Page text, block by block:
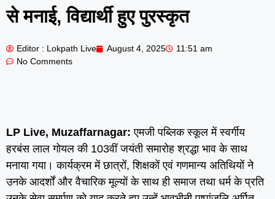
से मनाई, विद्यार्थी हुए पुरस्कृत
Editor : Lokpath Live August 4, 2025
11:51 am
No Comments
LP Live, Muzaffarnagar:एमजी पब्लिक स्कूल में स्वर्गीय
हरबंस लाल गोयल की 103वीं जयंती समारोह श्रद्धा भाव के साथ
मनाया गया। कार्यक्रम में छात्रों, शिक्षकों एवं गणमान्य अतिथियों ने
उनके आदर्शों और वैचारिक मूल्यों के साथ ही समाज तथा धर्म के प्रति